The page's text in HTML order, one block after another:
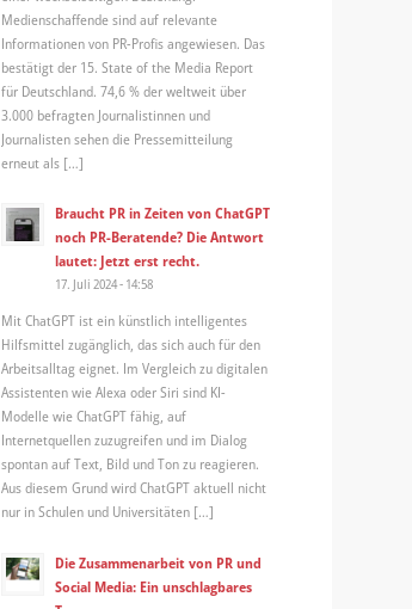
Medienschaffende sind auf relevante
Informationen von PR-Profis angewiesen. Das
bestätigt der 15. State of the Media Report
für Deutschland. 74,6 % der weltweit über
3.000 befragten Journalistinnen und
Journalisten sehen die Pressemitteilung
erneut als […]
Braucht PR in Zeiten von ChatGPT
noch PR-Beratende? Die Antwort
lautet: Jetzt erst recht.
17. Juli 2024 - 14:58
Mit ChatGPT ist ein künstlich intelligentes
Hilfsmittel zugänglich, das sich auch für den
Arbeitsalltag eignet. Im Vergleich zu digitalen
Assistenten wie Alexa oder Siri sind KI-
Modelle wie ChatGPT fähig, auf
Internetquellen zuzugreifen und im Dialog
spontan auf Text, Bild und Ton zu reagieren.
Aus diesem Grund wird ChatGPT aktuell nicht
nur in Schulen und Universitäten […]
Die Zusammenarbeit von PR und
Social Media: Ein unschlagbares